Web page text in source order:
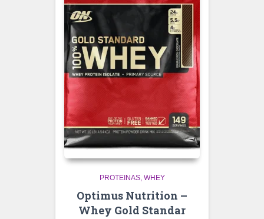
PROTEINAS WHEY
Optimus Nutrition –
Whey Gold Standar